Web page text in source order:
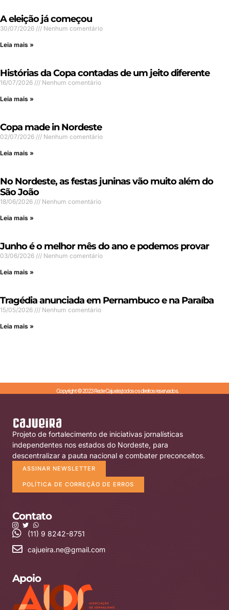
A eleição já começou
30/07/2026 Nenhum comentário
Leia mais »
Histórias da Copa contadas de um jeito diferente
16/07/2026 Nenhum comentário
Leia mais »
Copa made in Nordeste
02/07/2026 Nenhum comentário
Leia mais »
No Nordeste, as festas juninas vão muito além do
São João
18/06/2026 Nenhum comentário
Leia mais »
Junho é o melhor mês do ano e podemos provar
03/06/2026 Nenhum comentário
Leia mais »
Tragédia anunciada em Pernambuco e na Paraíba
15/05/2026 Nenhum comentário
Leia mais »
Copyright © 2023 Rede Cajueira,todos os direitos reservados.
Projeto de fortalecimento de iniciativas jornalísticas
independentes nos estados do Nordeste, para
descentralizar a pauta nacional e combater preconceitos.
ASSINAR NEWSLETTER
POLÍTICA DE CORREÇÃO DE ERROS
Contato
(11) 9 8242-8751
cajueira.ne@gmail.com
Apoio